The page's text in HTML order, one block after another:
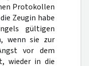
Protokollen
Zeugin habe
gültigen
wenn sie zur
vor dem
wieder in die